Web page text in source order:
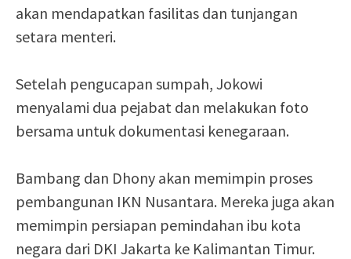
akan mendapatkan fasilitas dan tunjangan
setara menteri.
Setelah pengucapan sumpah, Jokowi
menyalami dua pejabat dan melakukan foto
bersama untuk dokumentasi kenegaraan.
Bambang dan Dhony akan memimpin proses
pembangunan IKN Nusantara. Mereka juga akan
memimpin persiapan pemindahan ibu kota
negara dari DKI Jakarta ke Kalimantan Timur.